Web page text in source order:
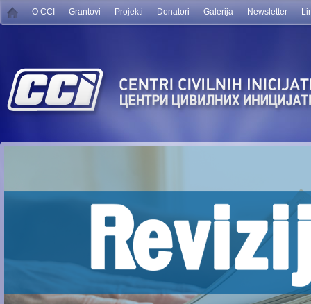
O CCI Grantovi Projekti Donatori Galerija Newsletter